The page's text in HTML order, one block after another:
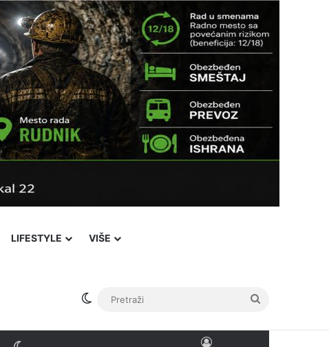
LIFESTYLE VIŠE
Switch skin